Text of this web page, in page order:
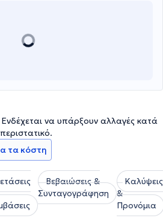
Ενδέχεται να υπάρξουν αλλαγές κατά
τα κόστη
Βεβαιώσεις &
Συνταγογράφηση
Καλύψεις
&
Προνόμια